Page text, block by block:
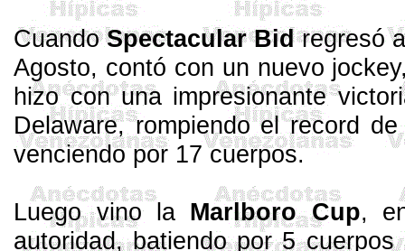
CuandoSpectacular Bidregresó
Agosto, contó con un nuevo
hizo con una impresionante
Delaware, rompiendo el record
venciendo por 17 cuerpos.
Luego vino la MarlboroCup,
autoridad, batiendo por 5